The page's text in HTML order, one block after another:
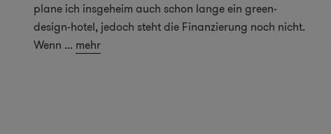
plane ich insgeheim auch schon lange ein green-
design-hotel, jedoch steht die Finanzierung noch nicht.
Wenn ... mehr